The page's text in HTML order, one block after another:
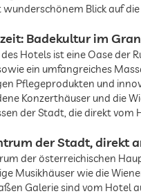
Blick auf
Badekultur im
Hotels ist eine Oase der
ein umfangreiches
Pflegeprodukten und
Konzerthäuser und die
der Stadt, die direkt vom
der Stadt, direkt
der österreichischen
Musikhäuser wie die
Galerie sind vom Hotel